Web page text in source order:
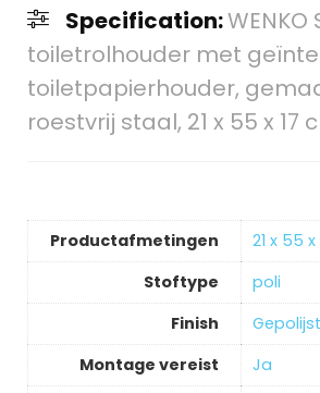
Specification:
toiletrolhouder met
toiletpapierhouder,
roestvrij staal, 21 x 55 x 17
Productafmetingen
‎21 x 55
Stoftype
‎poli
Finish
‎Gepolijst
Montage vereist
‎Ja